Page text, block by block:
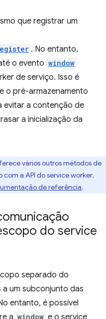
que registrar um
. No entanto,
o evento window
de serviço. Isso é
o pré-armazenamento
evitar a contenção de
a inicialização da
vários outros métodos de
a API do service worker.
de referência.
do service
separado do
um subconjunto das
entanto, é possível
a window e o service